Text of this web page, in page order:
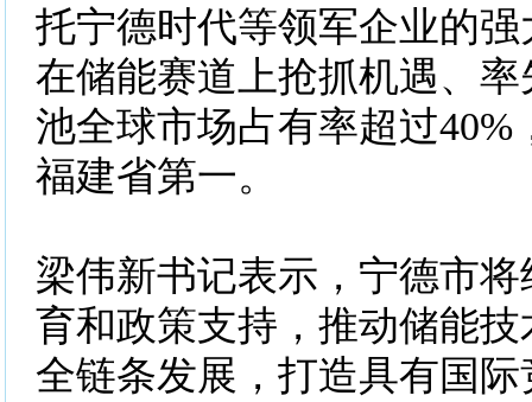
托宁德时代等领军企业的
在储能赛道上抢抓机遇、
池全球市场占有率超过40%
福建省第一。
梁伟新书记表示，宁德市
育和政策支持，推动储能
全链条发展，打造具有国